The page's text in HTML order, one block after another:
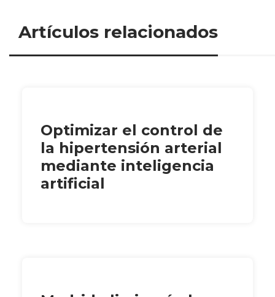
Artículos relacionados
Optimizar el control de
la hipertensión arterial
mediante inteligencia
artificial